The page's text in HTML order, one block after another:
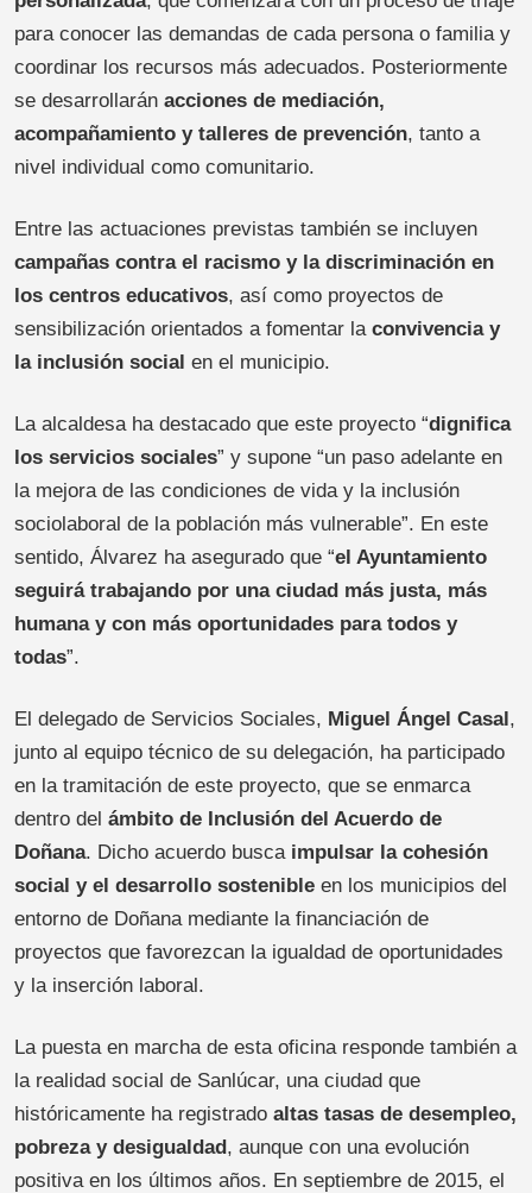
para conocer las demandas de cada persona o familia y
coordinar los recursos más adecuados. Posteriormente
se desarrollarán acciones de mediación,
acompañamiento y talleres de prevención, tanto a
nivel individual como comunitario.
Entre las actuaciones previstas también se incluyen
campañas contra el racismo y la discriminación en
los centros educativos, así como proyectos de
sensibilización orientados a fomentar la convivencia y
la inclusión social en el municipio.
La alcaldesa ha destacado que este proyecto “dignifica
los servicios sociales” y supone “un paso adelante en
la mejora de las condiciones de vida y la inclusión
sociolaboral de la población más vulnerable”. En este
sentido, Álvarez ha asegurado que “el Ayuntamiento
seguirá trabajando por una ciudad más justa, más
humana y con más oportunidades para todos y
todas”.
El delegado de Servicios Sociales, Miguel Ángel Casal,
junto al equipo técnico de su delegación, ha participado
en la tramitación de este proyecto, que se enmarca
dentro del ámbito de Inclusión del Acuerdo de
Doñana. Dicho acuerdo busca impulsar la cohesión
social y el desarrollo sostenible en los municipios del
entorno de Doñana mediante la financiación de
proyectos que favorezcan la igualdad de oportunidades
y la inserción laboral.
La puesta en marcha de esta oficina responde también a
la realidad social de Sanlúcar, una ciudad que
históricamente ha registrado altas tasas de desempleo,
pobreza y desigualdad, aunque con una evolución
positiva en los últimos años. En septiembre de 2015, el